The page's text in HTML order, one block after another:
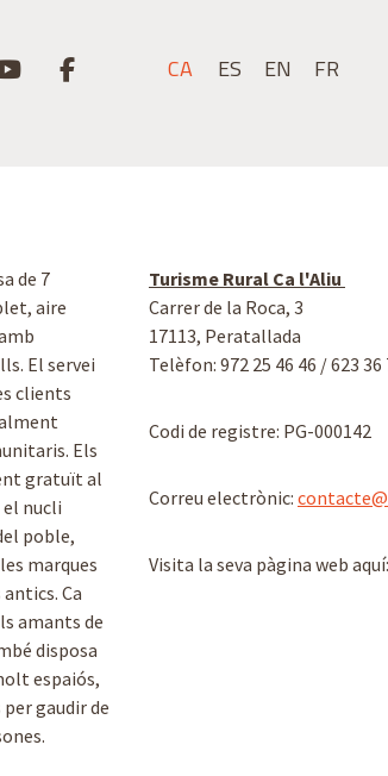
CA ES EN FR
instagram
Link a youtube
Link a facebook
de 7
aire
El servei
clients
Els
gratuït al
el nucli
poble,
marques
Ca
amants de
disposa
espaiós,
gaudir de
Turisme Rural Ca l'Aliu
Carrer de la Roca, 3
17113, Peratallada
Telèfon: 972 25 46 46 / 623 36
Codi de registre: PG-000142
Correu electrònic:
Visita la seva pàgina web aquí: